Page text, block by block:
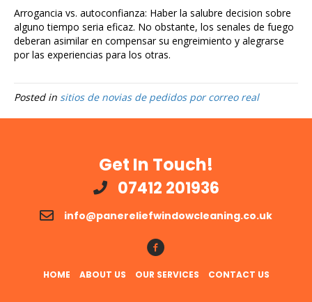
Arrogancia vs. autoconfianza: Haber la salubre decision sobre
alguno tiempo seria eficaz. No obstante, los senales de fuego
deberan asimilar en compensar su engreimiento y alegrarse
por las experiencias para los otras.
Posted in sitios de novias de pedidos por correo real
Get In Touch!
07412 201936
info@panereliefwindowcleaning.co.uk
Follow Us!
HOME ABOUT US OUR SERVICES CONTACT US